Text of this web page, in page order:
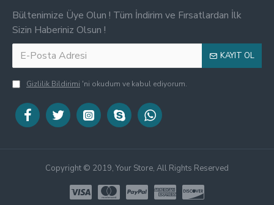
Bültenimize Üye Olun ! Tüm İndirim ve Fırsatlardan İlk
Sizin Haberiniz Olsun !
KAYIT OL
Gizlilik Bildirimi 'ni okudum ve kabul ediyorum.
Copyright © 2019, Your Store, All Rights Reserved